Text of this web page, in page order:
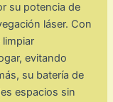
su potencia de
láser. Con
evitando
su batería de
espacios sin